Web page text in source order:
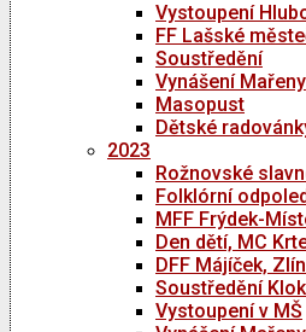
Vystoupení
FF Lašské
Soustředění
Vynášení Mařeny
Masopust
Dětské
2023
Rožnovské
Folklórní
MFF Frýdek-
Den dětí, MC
DFF Májíček,
Soustředění
Vystoupení v MŠ